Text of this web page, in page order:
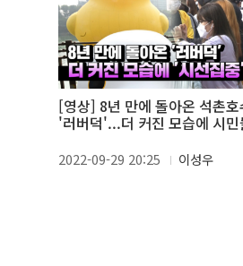
[영상] 8년 만에 돌아온 석촌호
'러버덕'...더 커진 모습에 시민
2022-09-29 20:25 이성우